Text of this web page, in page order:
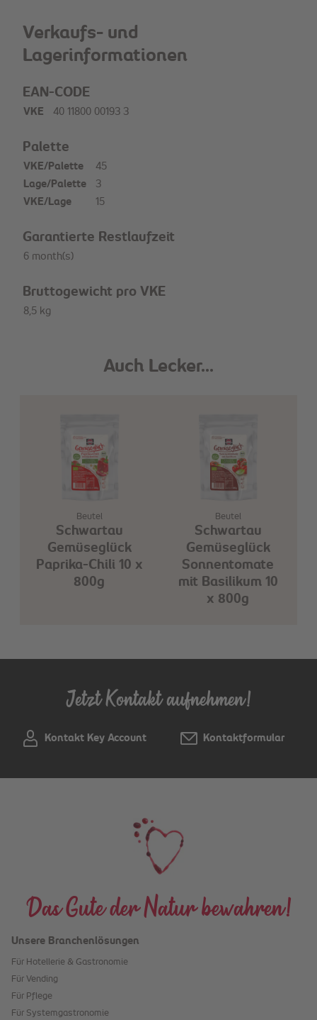
Verkaufs- und
Lagerinformationen
EAN-CODE
VKE 40 11800 00193 3
Palette
VKE/Palette
45
Lage/Palette
3
VKE/Lage
15
Garantierte Restlaufzeit
6 month(s)
Bruttogewicht pro VKE
8,5 kg
Auch Lecker...
Beutel
Schwartau
Gemüseglück
Paprika-Chili 10 x
800g
Beutel
Schwartau
Gemüseglück
Sonnentomate
mit Basilikum 10
x 800g
Jetzt Kontakt aufnehmen!
Kontakt Key Account Kontaktformular
Das Gute der Natur bewahren!
Unsere Branchenlösungen
Für Hotellerie & Gastronomie
Für Vending
Für Pflege
Für Systemgastronomie